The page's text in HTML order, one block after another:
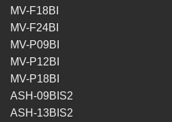
MV-F18BI
MV-F24BI
MV-P09BI
MV-P12BI
MV-P18BI
ASH-09BIS2
ASH-13BIS2